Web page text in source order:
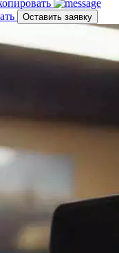
Оставить заявку